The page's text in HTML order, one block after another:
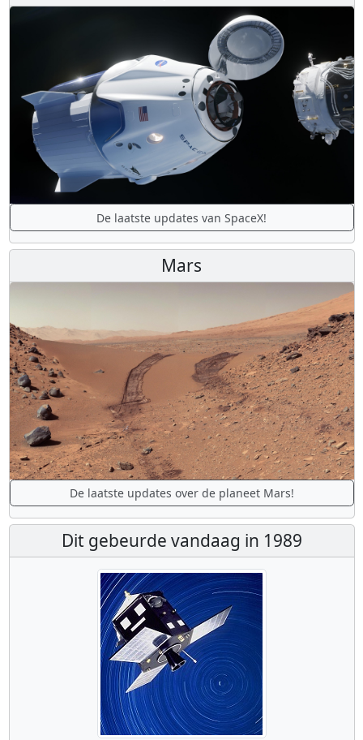
De laatste updates van SpaceX!
Mars
De laatste updates over de planeet Mars!
Dit gebeurde vandaag in 1989